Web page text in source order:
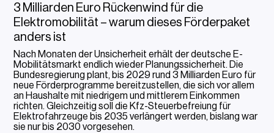
3 Milliarden Euro Rückenwind für die
Elektromobilität – warum dieses Förderpaket
anders ist
Nach Monaten der Unsicherheit erhält der deutsche E-
Mobilitätsmarkt endlich wieder Planungssicherheit. Die
Bundesregierung plant, bis 2029 rund 3 Milliarden Euro für
neue Förderprogramme bereitzustellen, die sich vor allem
an Haushalte mit niedrigem und mittlerem Einkommen
richten. Gleichzeitig soll die Kfz-Steuerbefreiung für
Elektrofahrzeuge bis 2035 verlängert werden, bislang war
sie nur bis 2030 vorgesehen.